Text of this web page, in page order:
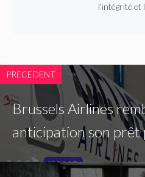
l'intégrité et
PRECEDENT
Brussels Airlines
anticipation son prêt